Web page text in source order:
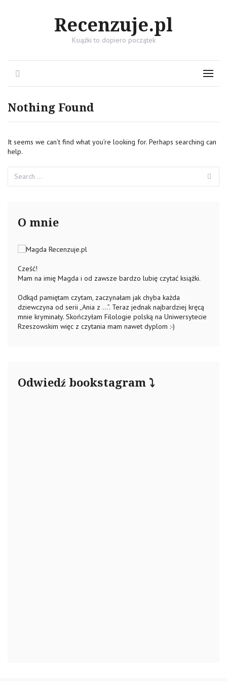
Recenzuje.pl
Książki to dopiero początek
Menu
Nothing Found
It seems we can’t find what you’re looking for. Perhaps searching can
help.
for:
O mnie
Cześć!
Mam na imię Magda i od zawsze bardzo lubię czytać książki.
Odkąd pamiętam czytam, zaczynałam jak chyba każda
dziewczyna od serii „Ania z …”. Teraz jednak najbardziej kręcą
mnie kryminały. Skończyłam Filologie polską na Uniwersytecie
Rzeszowskim więc z czytania mam nawet dyplom :-)
Odwiedź bookstagram ⤵